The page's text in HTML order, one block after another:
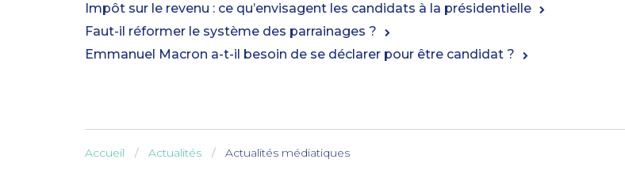
Impôt sur le revenu : ce qu’envisagent les candidats à la présidentielle
Faut-il réformer le système des parrainages ?
Emmanuel Macron a-t-il besoin de se déclarer pour être candidat ?
Accueil Actualités Actualités médiatiques